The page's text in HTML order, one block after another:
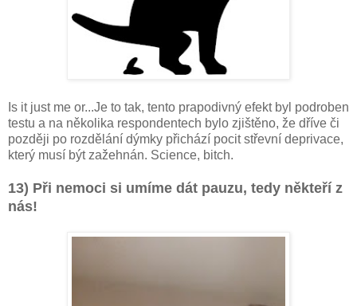
Is it just me or...Je to tak, tento prapodivný efekt byl podroben
testu a na několika respondentech bylo zjištěno, že dříve či
později po rozdělání dýmky přichází pocit střevní deprivace,
který musí být zažehnán. Science, bitch.
13) Při nemoci si umíme dát pauzu, tedy někteří z
nás!